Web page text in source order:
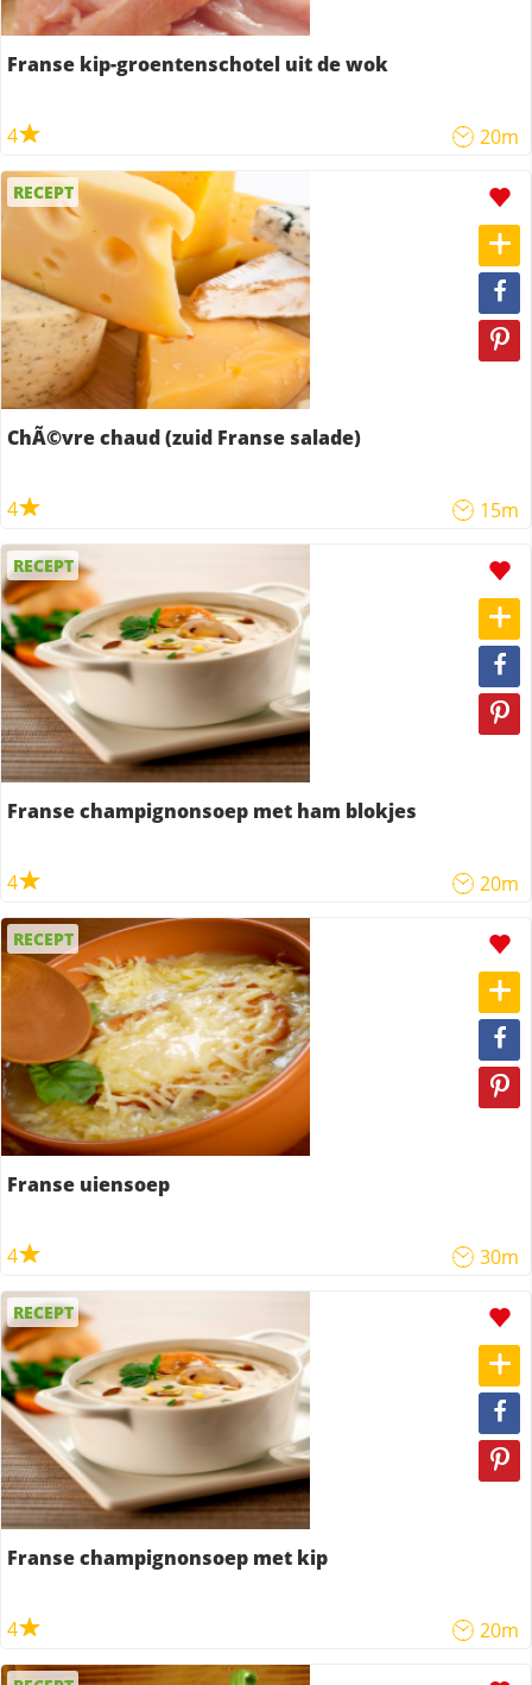
Franse kip-groentenschotel uit de wok
4 20m
RECEPT
ChÃ©vre chaud (zuid Franse salade)
4 15m
RECEPT
Franse champignonsoep met ham blokjes
4 20m
RECEPT
Franse uiensoep
4 30m
RECEPT
Franse champignonsoep met kip
4 20m